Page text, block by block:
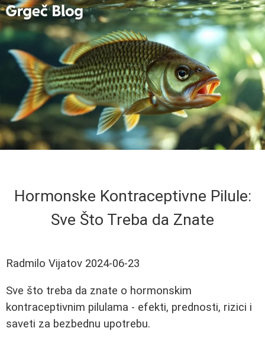
Hormonske Kontraceptivne Pilule:
Sve Što Treba da Znate
Radmilo Vijatov 2024-06-23
Sve što treba da znate o hormonskim
kontraceptivnim pilulama - efekti, prednosti, rizici i
saveti za bezbednu upotrebu.